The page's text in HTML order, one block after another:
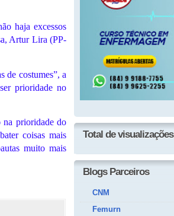
haja excessos
Artur Lira (PP-
de costumes”, a
prioridade no
na prioridade do
coisas mais
muito mais
Total de visualizações
Blogs Parceiros
CNM
Femurn